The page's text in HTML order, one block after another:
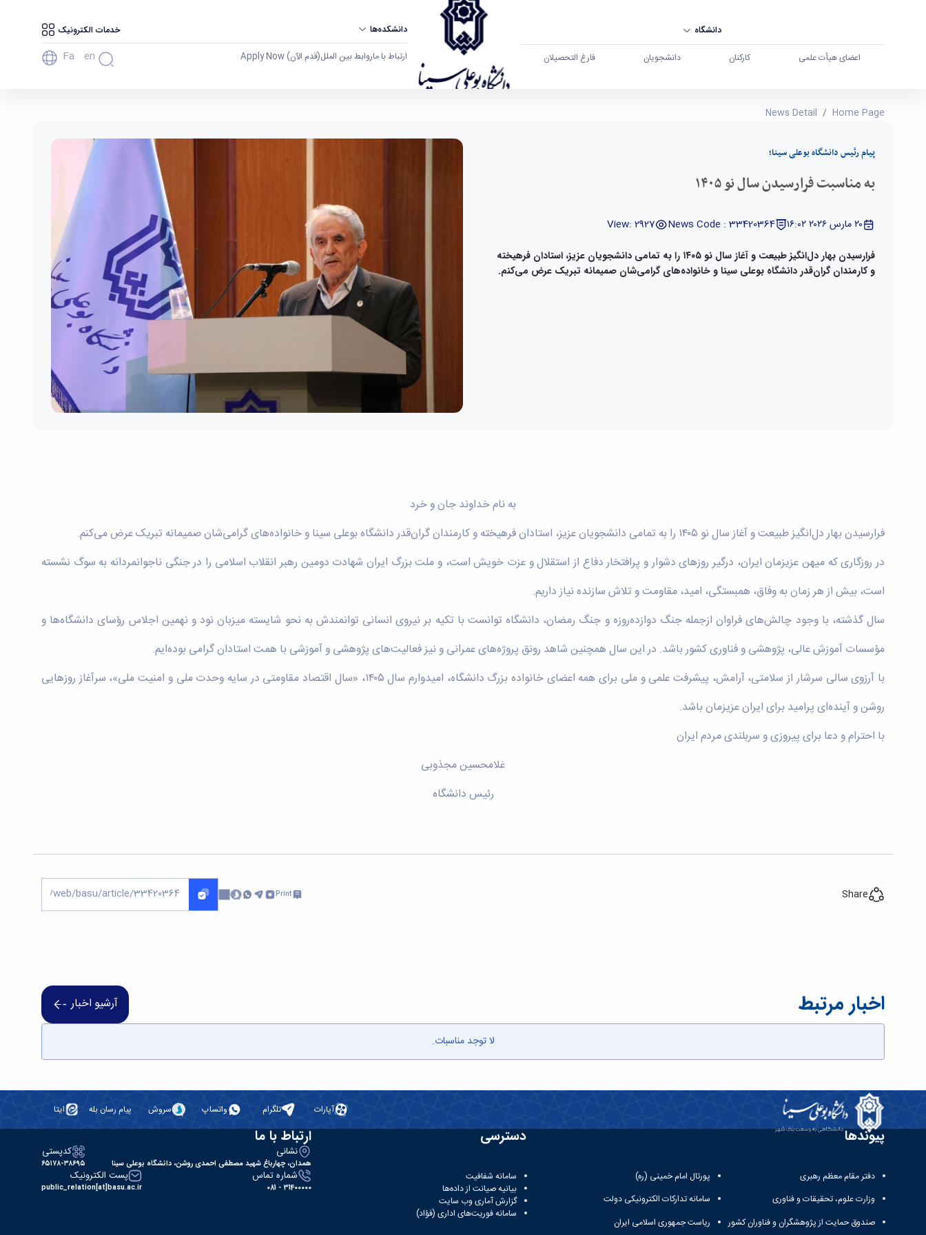
دانشگاه
اعضای هیأت علمی کارکنان دانشجویان فارغ التحصیلان
دانشکده‌ها خدمات الکترونیک
ارتباط با ماروابط بین الملل(قدم الآن) Apply Now Fa En
به مناسبت فرارسیدن سال نو ۱۴۰۵ - دانشگاه بوعلی سینا همدان
Home Page
News Detail
پیام رئیس دانشگاه‌ بوعلی سینا؛
به مناسبت فرارسیدن سال نو ۱۴۰۵
٢٠ مارس ٢٠٢٦ ١٦:٠٢ News Code : 33420364
View: 2927
فرارسیدن بهار دل‌انگیز طبیعت و آغاز سال نو ۱۴۰۵ را به تمامی دانشجویان عزیز، استادان فرهیخته
و کارمندان گران‌قدر دانشگاه بوعلی سینا و خانواده‌های گرامی‌شان صمیمانه تبریک عرض می‌کنم.
به نام خداوند جان و خرد
فرارسیدن بهار دل‌انگیز طبیعت و آغاز سال نو ۱۴۰۵ را به تمامی دانشجویان عزیز، استادان فرهیخته و کارمندان گران‌قدر دانشگاه بوعلی سینا و خانواده‌های گرامی‌شان صمیمانه تبریک عرض می‌کنم.
در روزگاری که میهن عزیزمان ایران، درگیر روزهای دشوار و پرافتخار دفاع از استقلال و عزت خویش است، و ملت بزرگ ایران شهادت دومین رهبر انقلاب اسلامی را در جنگی ناجوانمردانه به سوگ نشسته
است، بیش از هر زمان به وفاق، همبستگی، امید، مقاومت و تلاش سازنده نیاز داریم.
سال گذشته، با وجود چالش‌های فراوان ازجمله جنگ دوازده‌روزه و جنگ رمضان، دانشگاه توانست با تکیه بر نیروی انسانی توانمندش به نحو شایسته میزبان نود و نهمین اجلاس رؤسای دانشگاه‌ها و
مؤسسات آموزش عالی، پژوهشی و فناوری کشور باشد. در این سال همچنین شاهد رونق پروژه‌های عمرانی و نیز فعالیت‌های پژوهشی و آموزشی با همت استادان گرامی بوده‌ایم.
با آرزوی سالی سرشار از سلامتی، آرامش، پیشرفت علمی و ملی برای همه اعضای خانواده بزرگ دانشگاه، امیدوارم سال ۱۴۰۵، «سال اقتصاد مقاومتی در سایه وحدت ملی و امنیت ملی»، سرآغاز روزهایی
روشن و آینده‌ای پرامید برای ایران عزیزمان باشد.
با احترام و دعا برای پیروزی و سربلندی مردم ایران
غلامحسین مجذوبی
رئیس دانشگاه
Share
Print
اخبار مرتبط آرشیو اخبار
لا توجد مناسبات.
آپارات تلگرام واتساپ سروش پیام رسان بله ایتا
پیوندها
دفتر مقام معظم رهبری
وزارت علوم، تحقیقات و فناوری
صندوق حمایت از پژوهشگران و فناوران کشور
پورتال امام خمینی (ره)
سامانه تدارکات الکترونیکی دولت
ریاست جمهوری اسلامی ایران
دسترسی
سامانه شفافیت
بیانیه صیانت از داده‌ها
گزارش آماری وب‌ سایت
سامانه فوریت‌های اداری (فؤاد)
ارتباط با ما
نشانی
همدان، چهارباغ شهید مصطفی احمدی روشن، دانشگاه بوعلی سینا
کدپستی
۶۵۱۷۸-۳۸۶۹۵
شماره تماس
31400000 - 081
پست الکترونیک
public_relation[at]basu.ac.ir